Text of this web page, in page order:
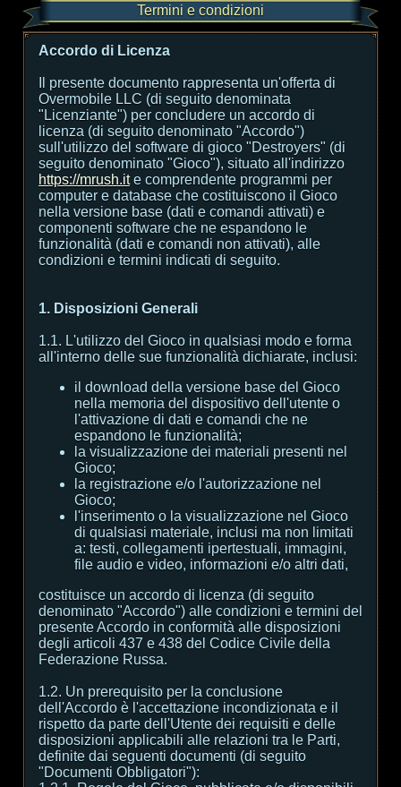
Termini e condizioni
Accordo di Licenza
Il presente documento rappresenta un'offerta di
Overmobile LLC (di seguito denominata
"Licenziante") per concludere un accordo di
licenza (di seguito denominato "Accordo")
sull'utilizzo del software di gioco "Destroyers" (di
seguito denominato "Gioco"), situato all'indirizzo
https://mrush.ite comprendente programmi per
computer e database che costituiscono il Gioco
nella versione base (dati e comandi attivati) e
componenti software che ne espandono le
funzionalità (dati e comandi non attivati), alle
condizioni e termini indicati di seguito.
1. Disposizioni Generali
1.1. L'utilizzo del Gioco in qualsiasi modo e forma
all'interno delle sue funzionalità dichiarate, inclusi:
il download della versione base del Gioco
nella memoria del dispositivo dell'utente o
l'attivazione di dati e comandi che ne
espandono le funzionalità;
la visualizzazione dei materiali presenti nel
Gioco;
la registrazione e/o l'autorizzazione nel
Gioco;
l'inserimento o la visualizzazione nel Gioco
di qualsiasi materiale, inclusi ma non limitati
a: testi, collegamenti ipertestuali, immagini,
file audio e video, informazioni e/o altri dati,
costituisce un accordo di licenza (di seguito
denominato "Accordo") alle condizioni e termini del
presente Accordo in conformità alle disposizioni
degli articoli 437 e 438 del Codice Civile della
Federazione Russa.
1.2. Un prerequisito per la conclusione
dell'Accordo è l'accettazione incondizionata e il
rispetto da parte dell'Utente dei requisiti e delle
disposizioni applicabili alle relazioni tra le Parti,
definite dai seguenti documenti (di seguito
"Documenti Obbligatori"):